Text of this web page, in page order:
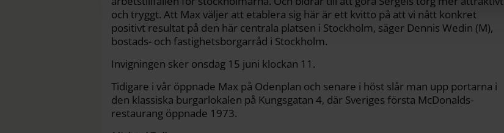
och tryggt. Att Max väljer att etablera sig här är ett kvitto på att vi nått konkret
positivt resultat på den här centrala platsen i Stockholm, säger Dennis Wedin (M),
bostads- och fastighetsborgarråd i Stockholm.
Invigningen sker onsdag 15 juni klockan 11.
Tidigare i vår öppnade Max på Odenplan och senare i höst slår man upp portarna i
den klassiska burgarlokalen på Kungsgatan 4, där Sveriges första McDonalds-
restaurang öppnade 1973.